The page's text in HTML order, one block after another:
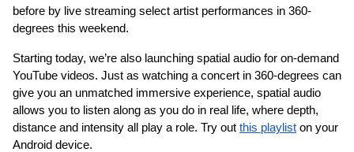
before by live streaming select artist performances in 360-
degrees this weekend.
Starting today, we’re also launching spatial audio for on-demand
YouTube videos. Just as watching a concert in 360-degrees can
give you an unmatched immersive experience, spatial audio
allows you to listen along as you do in real life, where depth,
distance and intensity all play a role. Try out this playlist on your
Android device.